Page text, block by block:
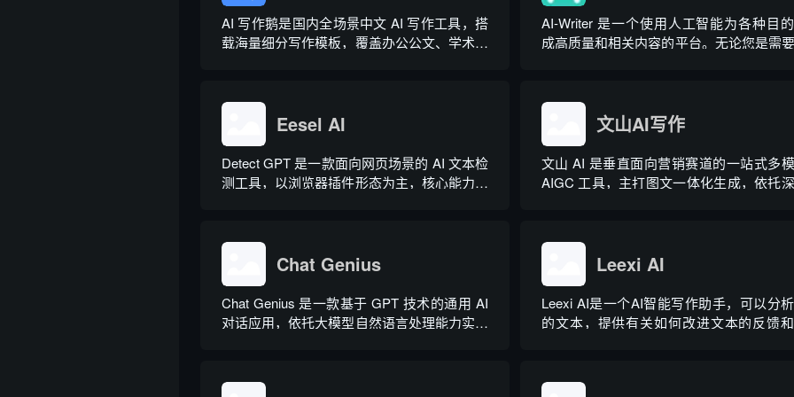
AI 写作鹅是国内全场景中文 AI 写作工具，搭
载海量细分写作模板，覆盖办公公文、学术论
文、多语言翻译、PPT 大纲生成等通用能
力，同时内置多领域 AI 私人顾问...
AI-Writer 是一个使用人工智能为各种目
成高质量和相关内容的平台。无论您是需
Eesel AI
Detect GPT 是一款面向网页场景的 AI 文本检
测工具，以浏览器插件形态为主，核心能力是
术，无需针对新模型重新训练，操作简单、无
需注册登录，面向科研人...
文山AI写作
文山 AI 是垂直面向营销赛道的一站式多
AIGC 工具，主打图文一体化生成，依托
类海量行业模板，覆盖超 99% 营销业务
景，普通用户选择模板填入需求...
Chat Genius
Chat Genius 是一款基于 GPT 技术的通用 AI
对话应用，依托大模型自然语言处理能力实现
等场景。产品采用金币激励体系，用户可通过
Leexi AI
Leexi AI是一个AI智能写作助手，可以分
的文本，提供有关如何改进文本的反馈